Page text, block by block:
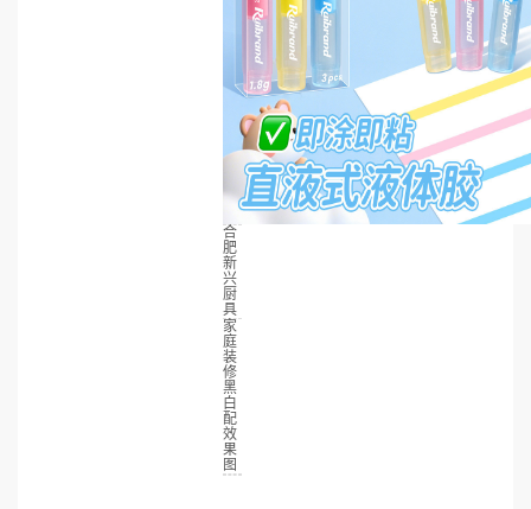
合
肥
新
兴
厨
具
家
庭
装
修
黑
白
配
效
果
图